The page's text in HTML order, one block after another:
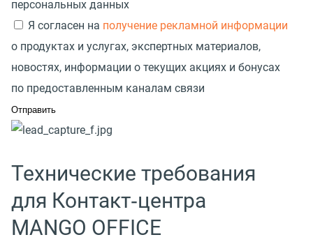
персональных данных
Я согласен на получение рекламной информации
о продуктах и услугах, экспертных материалов,
новостях, информации о текущих акциях и бонусах
по предоставленным каналам связи
Технические требования
для Контакт‑центра
MANGO OFFICE